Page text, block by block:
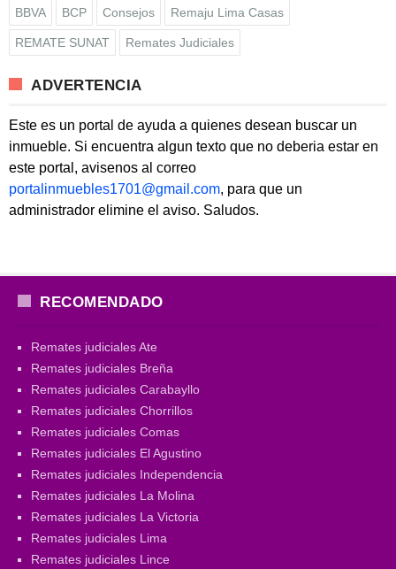
BBVA BCP Consejos Remaju Lima Casas
REMATE SUNAT Remates Judiciales
ADVERTENCIA
Este es un portal de ayuda a quienes desean buscar un
inmueble. Si encuentra algun texto que no deberia estar en
este portal, avisenos al correo
portalinmuebles1701@gmail.com, para que un
administrador elimine el aviso. Saludos.
RECOMENDADO
Remates judiciales Ate
Remates judiciales Breña
Remates judiciales Carabayllo
Remates judiciales Chorrillos
Remates judiciales Comas
Remates judiciales El Agustino
Remates judiciales Independencia
Remates judiciales La Molina
Remates judiciales La Victoria
Remates judiciales Lima
Remates judiciales Lince